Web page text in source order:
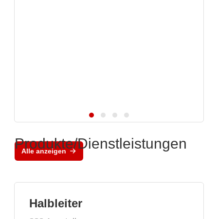
Alle anzeigen
Produkte/Dienstleistungen
Halbleiter